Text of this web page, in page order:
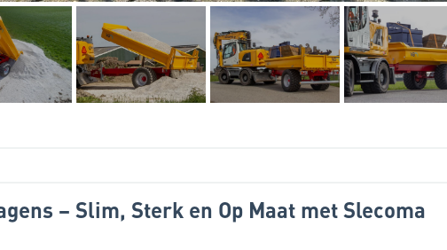
– Slim, Sterk en Op Maat met Slecoma